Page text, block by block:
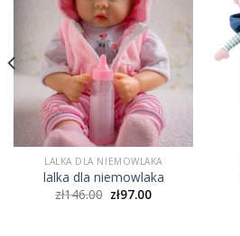
LALKA DLA NIEMOWLAKA
lalka dla niemowlaka
zł146.00 zł97.00